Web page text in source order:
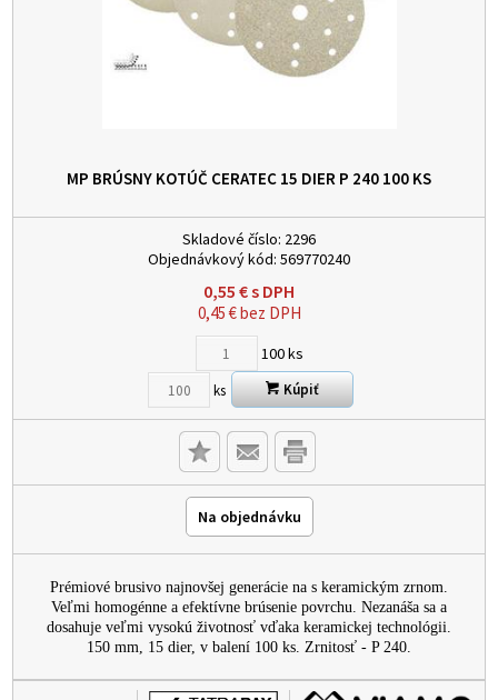
MP BRÚSNY KOTÚČ CERATEC 15 DIER P 240 100 KS
Skladové číslo: 2296
Objednávkový kód: 569770240
0,55 €s DPH
0,45€bez DPH
100ks
ks Kúpiť
Na objednávku
Prémiové brusivo najnovšej generácie na s keramickým zrnom.
Veľmi homogénne a efektívne brúsenie povrchu. Nezanáša sa a
dosahuje veľmi vysokú životnosť vďaka keramickej technológii.
150 mm, 15 dier, v balení 100 ks. Zrnitosť - P 240.